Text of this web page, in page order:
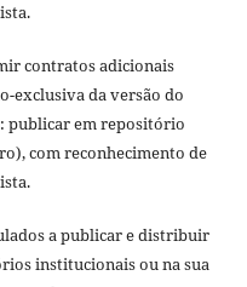
contratos adicionais
exclusiva da versão do
publicar em repositório
com reconhecimento de
a publicar e distribuir
institucionais ou na sua